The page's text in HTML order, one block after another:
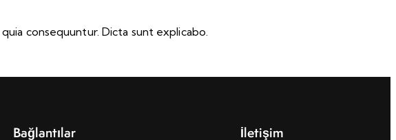
consequuntur. Dicta sunt explicabo.
Bağlantılar İletişim